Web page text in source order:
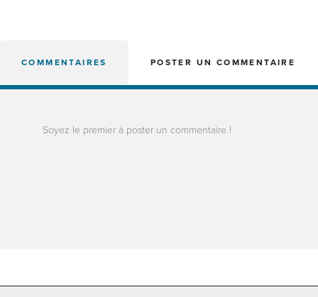
COMMENTAIRES POSTER UN COMMENTAIRE
Soyez le premier à poster un commentaire !